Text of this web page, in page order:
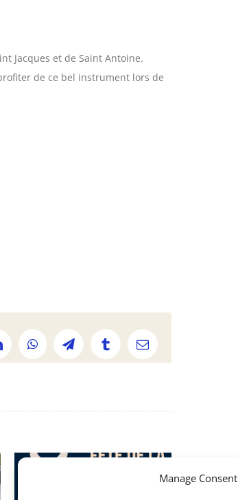
Manage Consent
Jacques et de Saint Antoine.
de ce bel instrument lors de
WhatsAppTelegramTumblrEmail